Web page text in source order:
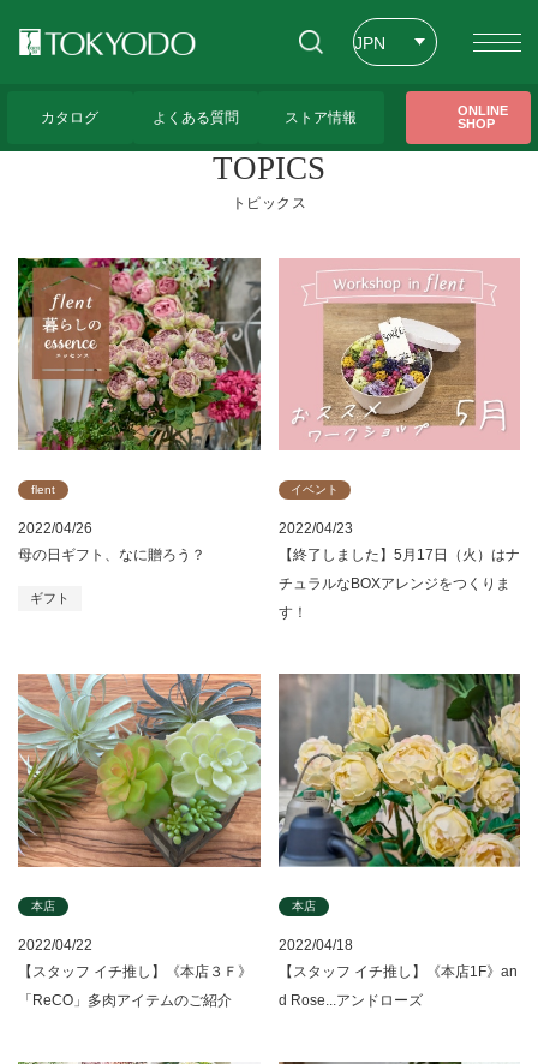
JPN
カタログ よくある質問 ストア情報
ONLINE
SHOP
TOPICS
トピックス
2022/04/26
flent
母の日ギフト、なに贈ろう？
ギフト
2022/04/23
イベント
【終了しました】5月17日（火）はナ
チュラルなBOXアレンジをつくりま
す！
2022/04/22
本店
【スタッフ イチ推し】《本店３Ｆ》
「ReCO」多肉アイテムのご紹介
2022/04/18
本店
【スタッフ イチ推し】《本店1F》an
d Rose...アンドローズ